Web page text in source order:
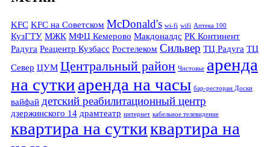
KFC KFC на Советском McDonald's wi-fi wifi Аптека 100
КузГТУ МЖК МФЦ Кемерово Макдоналдс РК Континент
Радуга Реацентр Кузбасс Ростелеком Сильвер ТЦ Радуга ТЦ
Север ЦУМ Центральный район Чистовье аренда
на суткиаренда на часы бар-ресторан Доски
вайфай детский реабилитационный центр
дзержинского 14 драмтеатр интернет кабельное телевидение
квартира на суткиквартира на